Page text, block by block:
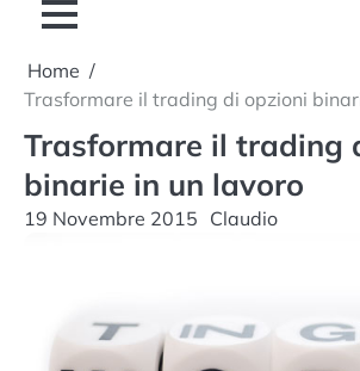
Home
Trasformare il trading di opzioni
Trasformare il trading
binarie in un lavoro
19 Novembre 2015 Claudio